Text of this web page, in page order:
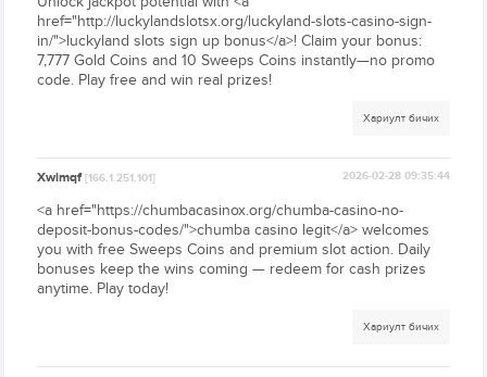
href="http://luckylandslotsx.org/luckyland-slots-casino-sign-
in/">luckyland slots sign up bonus</a>! Claim your bonus:
7,777 Gold Coins and 10 Sweeps Coins instantly—no promo
code. Play free and win real prizes!
Хариулт бичих
Xwimqf[166.1.251.101] 2026-02-28 09:35:44
<a href="https://chumbacasinox.org/chumba-casino-no-
deposit-bonus-codes/">chumba casino legit</a> welcomes
you with free Sweeps Coins and premium slot action. Daily
bonuses keep the wins coming — redeem for cash prizes
anytime. Play today!
Хариулт бичих